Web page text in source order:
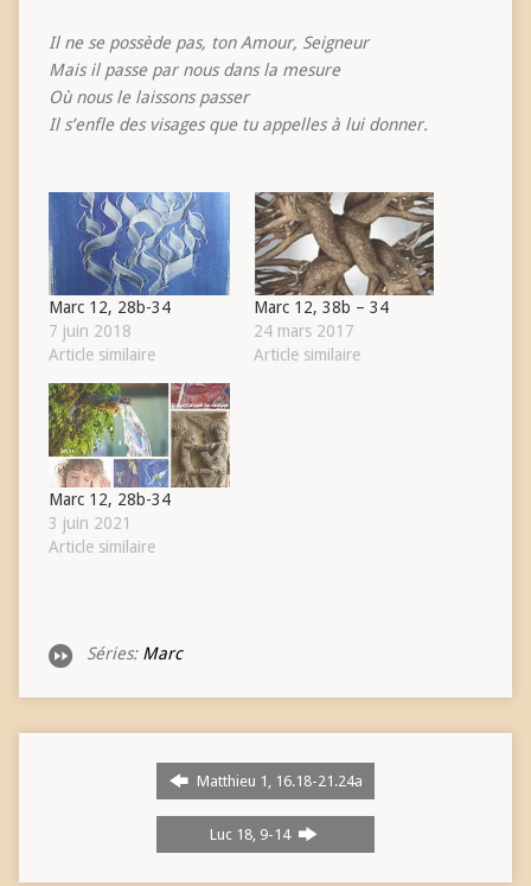
Il ne se possède pas, ton Amour, Seigneur
Mais il passe par nous dans la mesure
Où nous le laissons passer
Il s’enfle des visages que tu appelles à lui donner.
Marc 12, 28b-34
7 juin 2018
Article similaire
Marc 12, 38b – 34
24 mars 2017
Article similaire
Marc 12, 28b-34
3 juin 2021
Article similaire
Séries: Marc
Matthieu 1, 16.18-21.24a
Luc 18, 9-14